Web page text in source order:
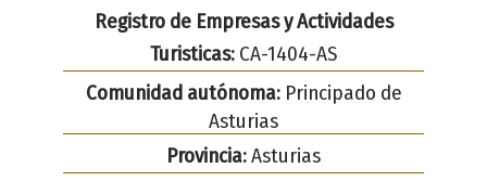
Registro de Empresas y Actividades
Turisticas:CA-1404-AS
Comunidad autónoma:Principado de
Asturias
Provincia:Asturias